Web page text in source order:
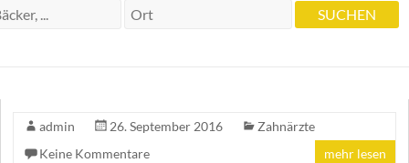
admin 26. September 2016
Zahnärzte
Keine Kommentare
mehr lesen